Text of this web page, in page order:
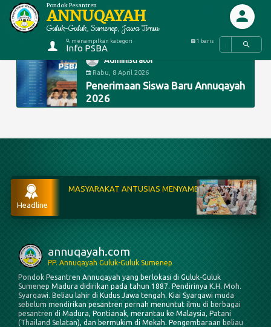
Pondok Pesantren
ANNUQAYAH
Guluk-Guluk, Sumenep, Jawa Timur
menampilkan kategori
Info PSBA
1 baris
Administrator
Rabu, 8 April 2026
Penerimaan Siswa Baru Annuqayah
2026
Headline
ANTUSIAS MENYAMBUT PELAKSANAAN PENERIMAAN SISWA BARU
Penerimaan Siswa
annuqayah.com
PP. Annuqayah Guluk-Guluk Sumenep
Pondok Pesantren Annuqayah yang berlokasi di Guluk-Guluk
Sumenep Madura didirikan pada tahun 1887. Pendirinya K.H. Moh.
Syarqawi. Beliau lahir di Kudus Jawa tengah. Kiai Syarqawi muda
sebelum mendirikan pesantren pernah menuntut ilmu di berbagai
pesantren di Madura, Pontianak, merantau ke Malaysia, Patani
(Thailand Selatan), dan bermukim di Mekah. Pengembaraan beliau